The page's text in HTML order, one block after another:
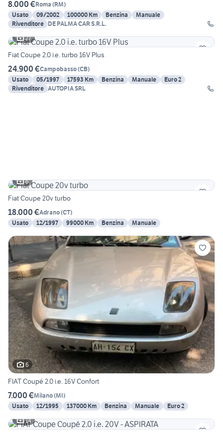
8.000 €Roma (RM)
Usato
09/2002 100000 Km Benzina
Manuale
Rivenditore DE PALMA CAR S.R.L.
27
Fiat Coupe 2.0 i.e. turbo 16V Plus
24.900 €Campobasso(CB)
Usato
05/1997 17593 Km Benzina Manuale
Euro 2
Rivenditore AUTOPIA SRL
6
Fiat Coupe 20v turbo
18.000 €Adrano(CT)
Usato
12/1997 99000 Km Benzina Manuale
6
FIAT Coupé 2.0 i.e. 16V Confort
7.000 €Milano(MI)
Usato
12/1995 137000 Km Benzina Manuale
Euro 2
14